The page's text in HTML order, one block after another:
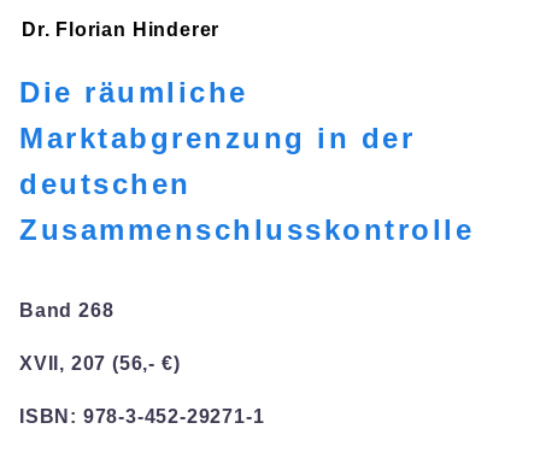
Dr. Florian Hinderer
Die räumliche
Marktabgrenzung in der
deutschen
Zusammenschlusskontrolle
Band 268
XVII, 207 (56,- €)
ISBN: 978-3-452-29271-1